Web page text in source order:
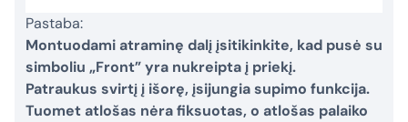
Pastaba:
Montuodami atraminę dalį įsitikinkite, kad pusė su
simboliu „Front” yra nukreipta į priekį.
Patraukus svirtį į išorę, įsijungia supimo funkcija.
Tuomet atlošas nėra fiksuotas, o atlošas palaiko